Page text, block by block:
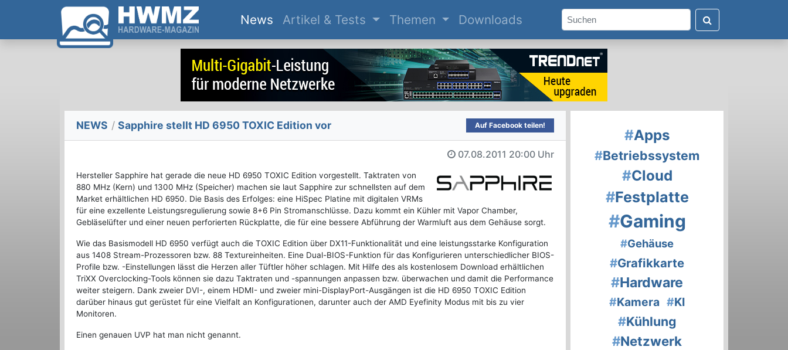
News(current)
Artikel & Tests Themen Downloads
NEWS / Sapphire stellt HD 6950 TOXIC Edition vor Auf Facebook teilen!
07.08.2011 20:00 Uhr
Hersteller Sapphire hat gerade die neue HD 6950 TOXIC Edition vorgestellt. Taktraten von
880 MHz (Kern) und 1300 MHz (Speicher) machen sie laut Sapphire zur schnellsten auf dem
Market erhältlichen HD 6950. Die Basis des Erfolges: eine HiSpec Platine mit digitalen VRMs
für eine exzellente Leistungsregulierung sowie 8+6 Pin Stromanschlüsse. Dazu kommt ein Kühler mit Vapor Chamber,
Gebläselüfter und einer neuen perforierten Rückplatte, die für eine bessere Abführung der Warmluft aus dem Gehäuse sorgt.
Wie das Basismodell HD 6950 verfügt auch die TOXIC Edition über DX11-Funktionalität und eine leistungsstarke Konfiguration
aus 1408 Stream-Prozessoren bzw. 88 Textureinheiten. Eine Dual-BIOS-Funktion für das Konfigurieren unterschiedlicher BIOS-
Profile bzw. -Einstellungen lässt die Herzen aller Tüftler höher schlagen. Mit Hilfe des als kostenlosem Download erhältlichen
TriXX Overclocking-Tools können sie dazu Taktraten und -spannungen anpassen bzw. überwachen und damit die Performance
weiter steigern. Dank zweier DVI-, einem HDMI- und zweier mini-DisplayPort-Ausgängen ist die HD 6950 TOXIC Edition
darüber hinaus gut gerüstet für eine Vielfalt an Konfigurationen, darunter auch der AMD Eyefinity Modus mit bis zu vier
Monitoren.
Einen genauen UVP hat man nicht genannt.
#Apps
#Betriebssystem
#Cloud
#Festplatte
#Gaming
#Gehäuse
#Grafikkarte
#Hardware
#Kamera #KI
#Kühlung
#Netzwerk